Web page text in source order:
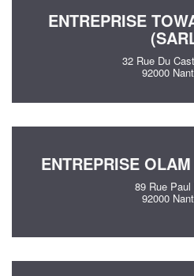
ENTREPRISE
32 Rue Du
92000
ENTREPRISE
89 Rue Paul
92000